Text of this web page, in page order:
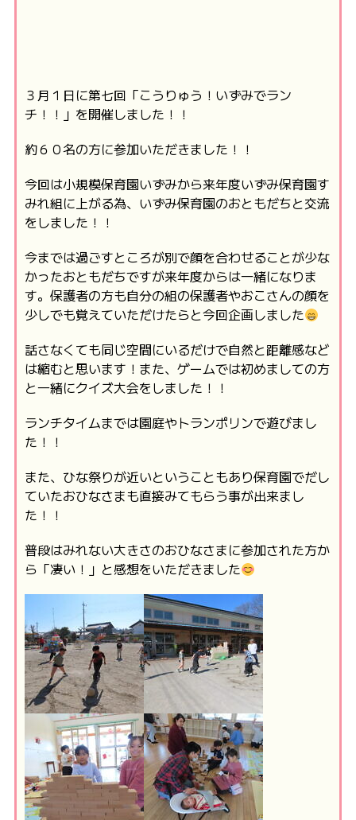
３月１日に第七回「こうりゅう！いずみでラン
チ！！」を開催しました！！
約６０名の方に参加いただきました！！
今回は小規模保育園いずみから来年度いずみ保育園す
みれ組に上がる為、いずみ保育園のおともだちと交流
をしました！！
今までは過ごすところが別で顔を合わせることが少な
かったおともだちですが来年度からは一緒になりま
す。保護者の方も自分の組の保護者やおこさんの顔を
少しでも覚えていただけたらと今回企画しました
話さなくても同じ空間にいるだけで自然と距離感など
は縮むと思います！また、ゲームでは初めましての方
と一緒にクイズ大会をしました！！
ランチタイムまでは園庭やトランポリンで遊びまし
た！！
また、ひな祭りが近いということもあり保育園でだし
ていたおひなさまも直接みてもらう事が出来まし
た！！
普段はみれない大きさのおひなさまに参加された方か
ら「凄い！」と感想をいただきました